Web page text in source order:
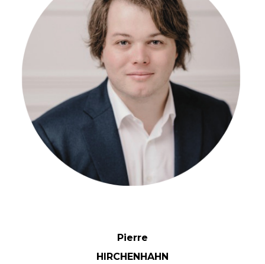
Pierre
HIRCHENHAHN